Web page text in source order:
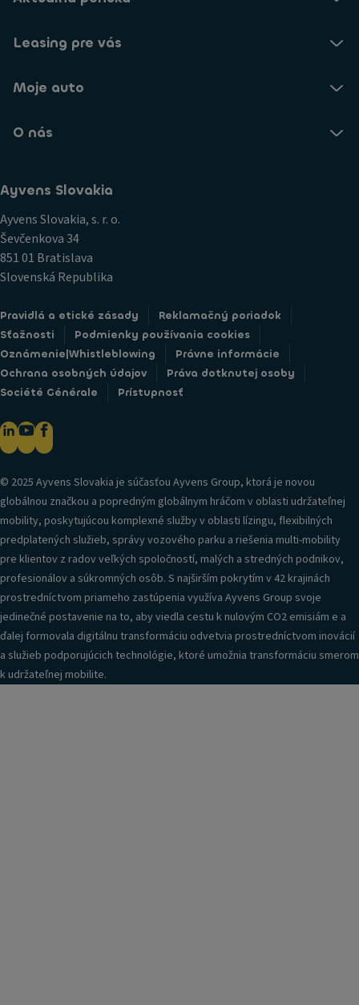
Leasing pre vás
Moje auto
O nás
Ayvens Slovakia
Ayvens Slovakia, s. r. o.
Ševčenkova 34
851 01 Bratislava
Slovenská Republika
Pravidlá a etické zásady
Reklamačný poriadok
Sťažnosti
Podmienky používania cookies
Oznámenie|Whistleblowing
Právne informácie
Ochrana osobných údajov
Práva dotknutej osoby
Société Générale
Prístupnosť
© 2025 Ayvens Slovakia je súčasťou Ayvens Group, ktorá je novou
globálnou značkou a popredným globálnym hráčom v oblasti udržateľnej
mobility, poskytujúcou komplexné služby v oblasti lízingu, flexibilných
predplatených služieb, správy vozového parku a riešenia multi-mobility
pre klientov z radov veľkých spoločností, malých a stredných podnikov,
profesionálov a súkromných osôb. S najširším pokrytím v 42 krajinách
prostredníctvom priameho zastúpenia využíva Ayvens Group svoje
jedinečné postavenie na to, aby viedla cestu k nulovým CO2 emisiám e a
ďalej formovala digitálnu transformáciu odvetvia prostredníctvom inovácií
a služieb podporujúcich technológie, ktoré umožnia transformáciu smerom
k udržateľnej mobilite.